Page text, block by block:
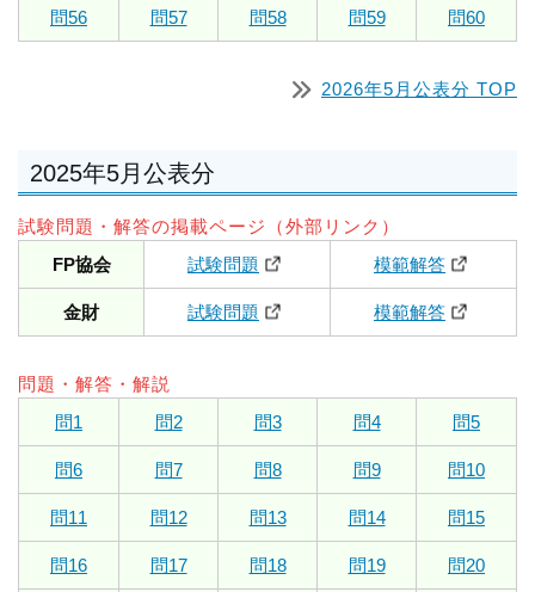
問56 問57 問58 問59 問60
2026年5月公表分 TOP
2025年5月公表分
試験問題・解答の掲載ページ（外部リンク）
FP協会
試験問題 模範解答
金財 試験問題 模範解答
問題・解答・解説
問1
問2 問3 問4 問5
問6 問7 問8 問9 問10
問11 問12 問13 問14 問15
問16 問17 問18 問19 問20